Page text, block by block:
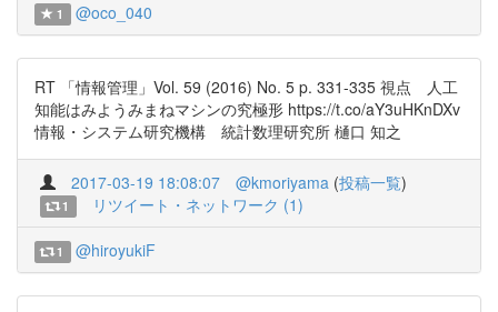
1 @oco_040
RT 「情報管理」Vol. 59 (2016) No. 5 p. 331-335 視点 人工
知能はみようみまねマシンの究極形 https://t.co/aY3uHKnDXv
情報・システム研究機構 統計数理研究所 樋口 知之
2017-03-19 18:08:07 @kmoriyama (投稿一覧)
1 リツイート・ネットワーク (1)
1 @hiroyukiF